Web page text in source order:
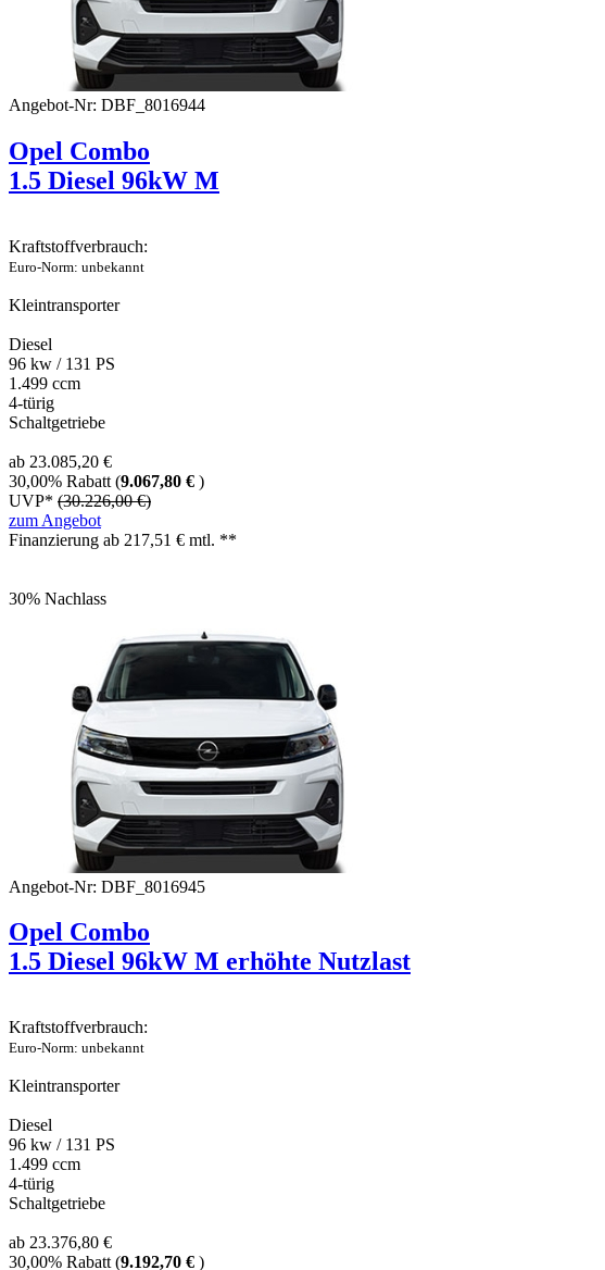
Angebot-Nr: DBF_8016944
Opel Combo
1.5 Diesel 96kW M
Kraftstoffverbrauch:
Euro-Norm: unbekannt
Kleintransporter
Diesel
96 kw / 131 PS
1.499 ccm
4-türig
Schaltgetriebe
ab 23.085,20 €
30,00% Rabatt (9.067,80 € )
UVP* (30.226,00 €)
zum Angebot
Finanzierung ab 217,51 € mtl. **
30% Nachlass
Angebot-Nr: DBF_8016945
Opel Combo
1.5 Diesel 96kW M erhöhte Nutzlast
Kraftstoffverbrauch:
Euro-Norm: unbekannt
Kleintransporter
Diesel
96 kw / 131 PS
1.499 ccm
4-türig
Schaltgetriebe
ab 23.376,80 €
30,00% Rabatt (9.192,70 € )